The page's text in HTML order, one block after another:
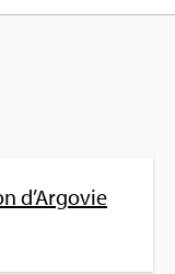
d’Ar­go­vie